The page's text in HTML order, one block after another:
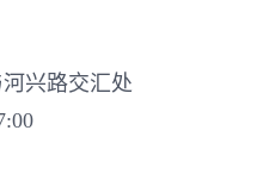
兴路交汇处